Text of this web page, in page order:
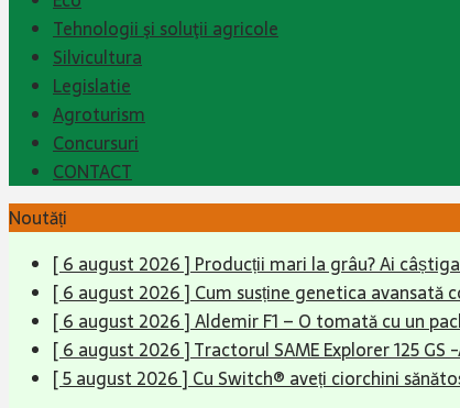
Tehnologii şi soluţii agricole
Silvicultura
Legislatie
Agroturism
Concursuri
CONTACT
Noutăți
[ 6 august 2026 ]Producții mari la grâu? Ai
[ 6 august 2026 ]Cum susține genetica
[ 6 august 2026 ]Aldemir F1 – O tomată cu un
[ 6 august 2026 ]Tractorul SAME Explorer 125
[ 5 august 2026 ]Cu Switch® aveți ciorchini